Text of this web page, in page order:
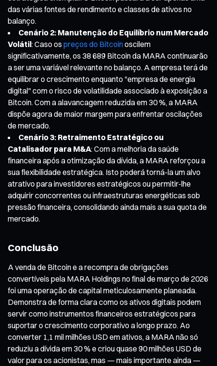
das várias fontes de rendimento e classes de ativos no
balanço.
Cenário 2: Manutenção do Equilíbrio num Mercado
Volátil: Caso os preços do Bitcoinoscilem
significativamente, os 38 689 Bitcoin da MARA continuarão
a ser uma variável relevante no balanço. A empresa terá de
equilibrar o crescimento enquanto "empresa de energia
digital" com o risco de volatilidade associado à exposição a
Bitcoin. Com a alavancagem reduzida em 30 %, a MARA
dispõe agora de maior margem para enfrentar oscilações
de mercado.
Cenário 3: Retraimento Estratégico ou
Catalisador para M&A: Com a melhoria da saúde
financeira após a otimização da dívida, a MARA reforçou a
sua flexibilidade estratégica. Isto poderá torná-la um alvo
atrativo para investidores estratégicos ou permitir-lhe
adquirir concorrentes ou infraestruturas energéticas sob
pressão financeira, consolidando ainda mais a sua quota de
mercado.
Conclusão
A venda de Bitcoin e a recompra de obrigações
convertíveis pela MARA Holdings no final de março de 2026
foi uma operação de capital meticulosamente planeada.
Demonstra de forma clara como os ativos digitais podem
servir como instrumentos financeiros estratégicos para
suportar o crescimento corporativo a longo prazo. Ao
converter 1,1 mil milhões USD em ativos, a MARA não só
reduziu a dívida em 30 % e criou quase 90 milhões USD de
valor para os acionistas, mas — mais importante ainda —